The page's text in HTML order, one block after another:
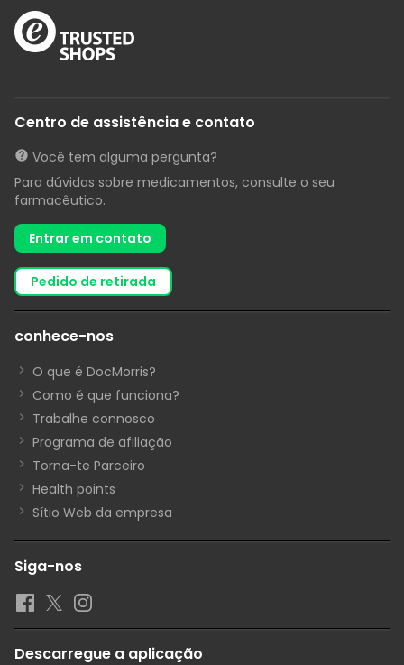
Centro de assistência e contato
Você tem alguma pergunta?
Para dúvidas sobre medicamentos, consulte o seu
farmacêutico.
Entrar em contato
pedido de retirada
conhece-nos
O que é DocMorris?
Como é que funciona?
Trabalhe connosco
Programa de afiliação
Torna-te Parceiro
Health points
Sítio Web da empresa
Siga-nos
Descarregue a aplicação